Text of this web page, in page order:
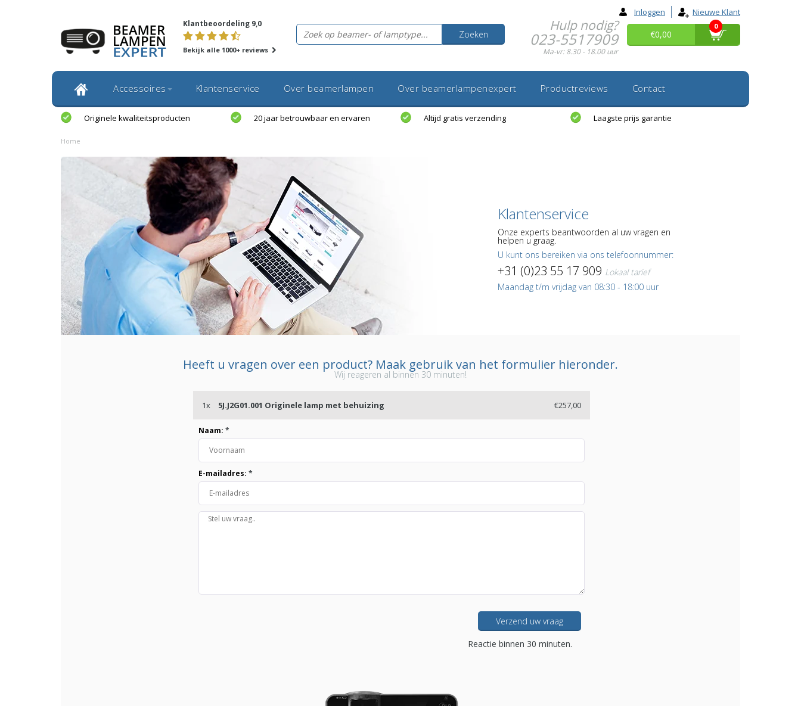
Inloggen Nieuwe Klant
Klantbeoordeling 9,0
Bekijk alle 1000+ reviews
Zoeken
Hulp nodig?
023-5517909
Ma-vr: 8.30 - 18.00 uur
€0,00
0
Accessoires Klantenservice Over beamerlampen Over beamerlampenexpert Productreviews Contact
Originele kwaliteitsproducten 20 jaar betrouwbaar en ervaren Altijd gratis verzending Laagste prijs garantie
Home
Klantenservice
Onze experts beantwoorden al uw vragen en
helpen u graag.
U kunt ons bereiken via ons telefoonnummer:
+31 (0)23 55 17 909 Lokaal tarief
Maandag t/m vrijdag van 08:30 - 18:00 uur
Heeft u vragen over een product? Maak gebruik van het formulier hieronder.
Wij reageren al binnen 30 minuten!
1x 5J.J2G01.001 Originele lamp met behuizing €257,00
Naam: *
E-mailadres: *
Verzend uw vraag
Reactie binnen 30 minuten.